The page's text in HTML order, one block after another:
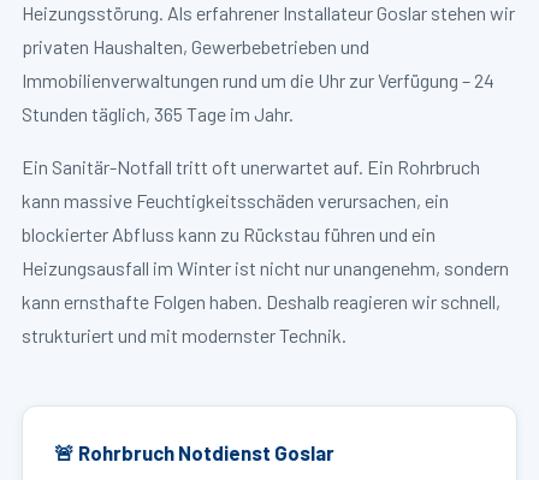
Heizungsstörung. Als erfahrener Installateur Goslar stehen wir
privaten Haushalten, Gewerbebetrieben und
Immobilienverwaltungen rund um die Uhr zur Verfügung – 24
Stunden täglich, 365 Tage im Jahr.
Ein Sanitär-Notfall tritt oft unerwartet auf. Ein Rohrbruch
kann massive Feuchtigkeitsschäden verursachen, ein
blockierter Abfluss kann zu Rückstau führen und ein
Heizungsausfall im Winter ist nicht nur unangenehm, sondern
kann ernsthafte Folgen haben. Deshalb reagieren wir schnell,
strukturiert und mit modernster Technik.
🚨 Rohrbruch Notdienst Goslar